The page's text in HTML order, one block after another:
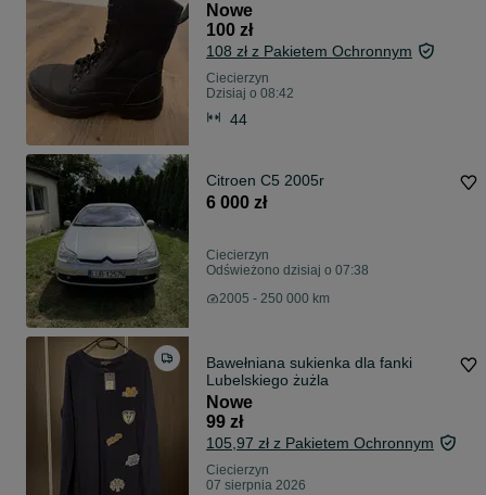
Nowe
100 zł
108 zł z Pakietem Ochronnym
Ciecierzyn
Dzisiaj o 08:42
44
Citroen C5 2005r
6 000 zł
Ciecierzyn
Odświeżono dzisiaj o 07:38
2005 - 250 000 km
Bawełniana sukienka dla fanki
Lubelskiego żużla
Nowe
99 zł
105,97 zł z Pakietem Ochronnym
Ciecierzyn
07 sierpnia 2026